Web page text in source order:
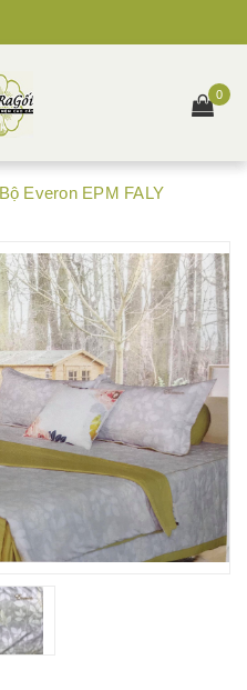
0
Bộ Everon EPM FALY